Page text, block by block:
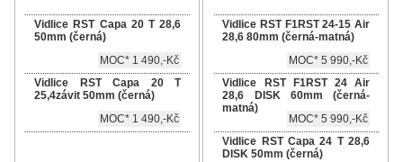
Vidlice RST Capa 20 T 28,6
50mm (černá)
MOC* 1 490,-Kč
Vidlice RST Capa 20 T
25,4závit 50mm (černá)
MOC* 1 490,-Kč
Vidlice RST F1RST 24-15 Air
28,6 80mm (černá-matná)
MOC* 5 990,-Kč
Vidlice RST F1RST 24 Air
28,6 DISK 60mm (černá-
matná)
MOC* 5 990,-Kč
Vidlice RST Capa 24 T 28,6
DISK 50mm (černá)